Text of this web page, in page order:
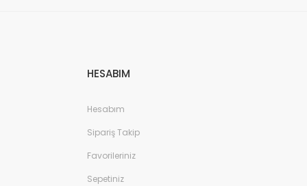
HESABIM
Hesabım
Sipariş Takip
Favorileriniz
Sepetiniz